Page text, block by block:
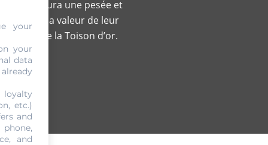
Il y aura une pesée et
estimer la valeur de leur
de la Toison d’or.
your
your
data
loyalty
etc.)
and
and